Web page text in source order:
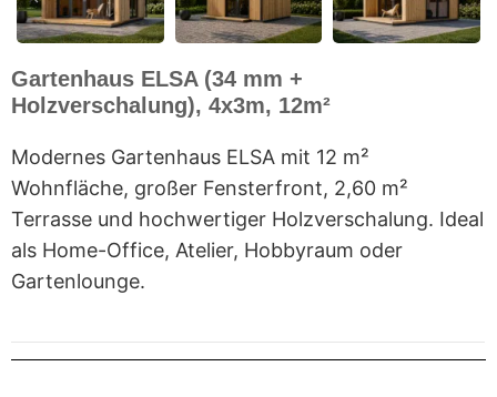
Gartenhaus ELSA (34 mm +
Holzverschalung), 4x3m, 12m²
Modernes Gartenhaus ELSA mit 12 m²
Wohnfläche, großer Fensterfront, 2,60 m²
Terrasse und hochwertiger Holzverschalung. Ideal
als Home-Office, Atelier, Hobbyraum oder
Gartenlounge.